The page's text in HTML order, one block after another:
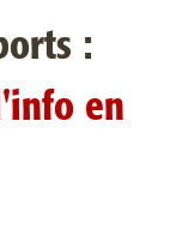
:
en